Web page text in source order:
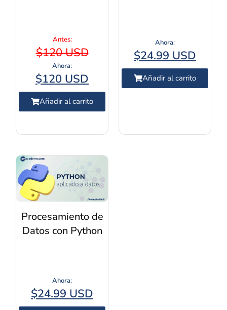
$120 USD
$120 USD
Añadir al carrito
$24.99 USD
Añadir al carrito
Procesamiento de
Datos con Python
$24.99 USD